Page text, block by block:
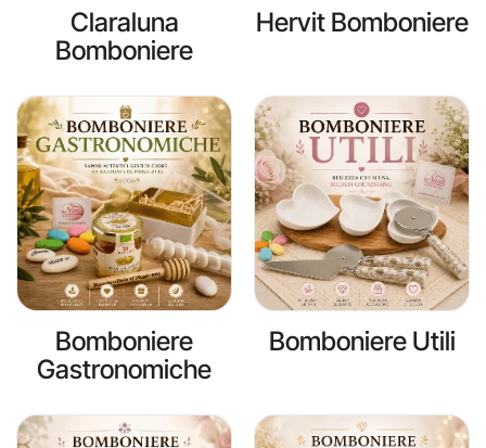
Claraluna
Bomboniere
Hervit Bomboniere
Bomboniere
Gastronomiche
Bomboniere Utili